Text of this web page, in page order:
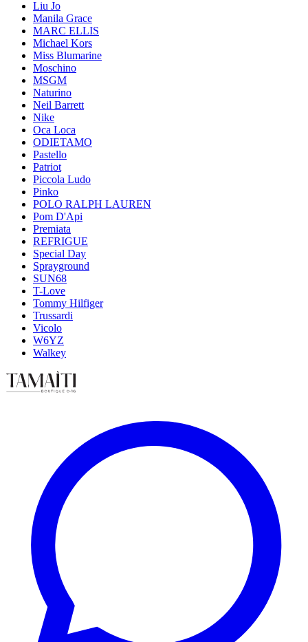
Liu Jo
Manila Grace
MARC ELLIS
Michael Kors
Miss Blumarine
Moschino
MSGM
Naturino
Neil Barrett
Nike
Oca Loca
ODIETAMO
Pastello
Patriot
Piccola Ludo
Pinko
POLO RALPH LAUREN
Pom D'Api
Premiata
REFRIGUE
Special Day
Sprayground
SUN68
T-Love
Tommy Hilfiger
Trussardi
Vicolo
W6YZ
Walkey